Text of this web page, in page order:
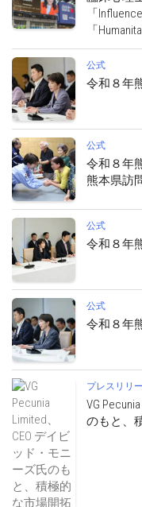
「
「
公式
令和８年
公式
令和８年
熊本県訪
公式
令和８年
公式
令和８年
プレスリリ
VG
のもと、